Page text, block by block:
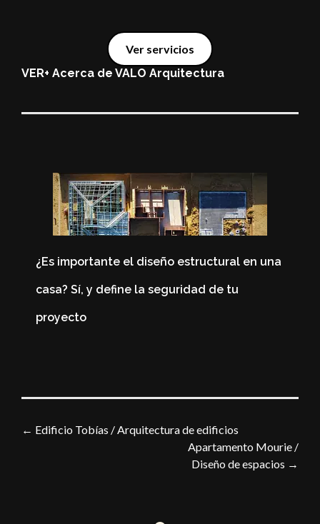
Ver servicios
VER+ Acerca de VALO Arquitectura
¿Es importante el diseño estructural en una
casa? Sí, y define la seguridad de tu
proyecto
← Edificio Tobías / Arquitectura de edificios
Apartamento Mourie /
Diseño de espacios →